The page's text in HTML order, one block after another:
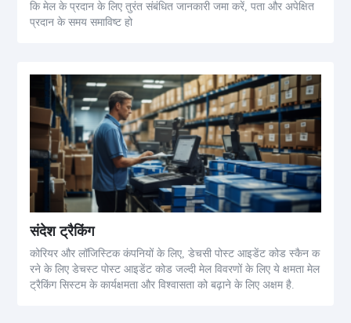
कि मेल के प्रदान के लिए तुरंत संबंधित जानकारी जमा करें, पता और अपेक्षित
प्रदान के समय समाविष्ट हो
संदेश ट्रैकिंग
कोरियर और लॉजिस्टिक कंपनियों के लिए, डेचसी पोस्ट आइडेंट कोड स्कैन क
रने के लिए डेचस्ट पोस्ट आइडेंट कोड जल्दी मेल विवरणों के लिए ये क्षमता मेल
ट्रैकिंग सिस्टम के कार्यक्षमता और विश्वासता को बढ़ाने के लिए अक्षम है.